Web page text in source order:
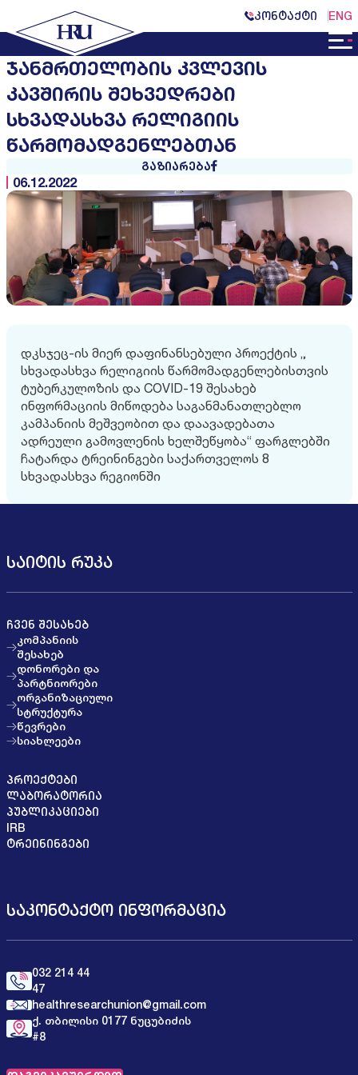
ᲙᲝᲜᲢᲐᲥᲢᲘ ENG
ᲯᲐᲜᲛᲠᲗᲔᲚᲝᲑᲘᲡ ᲙᲕᲚᲔᲕᲘᲡ
ᲙᲐᲕᲨᲘᲠᲘᲡ ᲨᲔᲮᲕᲔᲓᲠᲔᲑᲘ
ᲡᲮᲕᲐᲓᲐᲡᲮᲕᲐ ᲠᲔᲚᲘᲒᲘᲘᲡ
ᲬᲐᲠᲛᲝᲛᲐᲓᲒᲔᲜᲚᲔᲑᲗᲐᲜ
ᲒᲐᲖᲘᲐᲠᲔᲑᲐ
06.12.2022
დკსჯეც-ის მიერ დაფინანსებული პროექტის „
სხვადასხვა რელიგიის წარმომადგენლებისთვის
ტუბერკულოზის და COVID-19 შესახებ
ინფორმაციის მიწოდება საგანმანათლებლო
კამპანიის მეშვეობით და დაავადებათა
ადრეული გამოვლენის ხელშეწყობა“ ფარგლებში
ჩატარდა ტრეინინგები საქართველოს 8
სხვადასხვა რეგიონში
ᲡᲐᲘᲢᲘᲡ ᲠᲣᲙᲐ
ᲩᲕᲔᲜ ᲨᲔᲡᲐᲮᲔᲑ
კომპანიის
შესახებ
დონორები და
პარტნიორები
ორგანიზაციული
სტრუქტურა
წევრები
სიახლეები
ᲞᲠᲝᲔᲥᲢᲔᲑᲘ
ᲚᲐᲑᲝᲠᲐᲢᲝᲠᲘᲐ
ᲞᲣᲑᲚᲘᲙᲐᲪᲘᲔᲑᲘ
IRB
ᲢᲠᲔᲘᲜᲘᲜᲒᲔᲑᲘ
ᲡᲐᲙᲝᲜᲢᲐᲥᲢᲝ ᲘᲜᲤᲝᲠᲛᲐᲪᲘᲐ
032 214 44
47
healthresearchunion@gmail.com
ქ. თბილისი 0177 ნუცუბიძის
#8